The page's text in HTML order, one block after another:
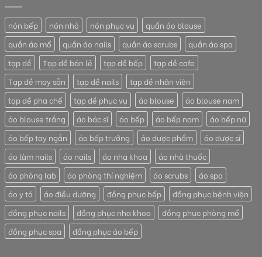
nón bếp nón nhỏ nón phục vụ
quần áo blouse
quần áo mổ
quần áo nails quần áo scrubs
quần áo spa
tạp dề
Tạp dề bán lẻ tạp dề bếp
tạp dề cafe
Tạp dề may sẵn
tạp dề nails
tạp dề nhân viên
tạp dề pha chế
tạp dề phục vụ áo blouse
áo blouse nam
áo blouse trắng
áo bác sĩ áo bếp áo bếp nam
áo bếp nữ
áo bếp tay ngắn
áo bếp trưởng áo dược phẩm
áo dược sĩ
áo làm nails
áo nails áo nha khoa
áo nhà thuốc
áo phòng lab
áo phòng thí nghiệm áo scrubs
áo spa
áo y tá
áo điều dưỡng đồng phục bếp
đồng phục bệnh viện
đồng phục nails
đồng phục nha khoa
đồng phục phòng mổ
đồng phục spa
đồng phục áo bếp